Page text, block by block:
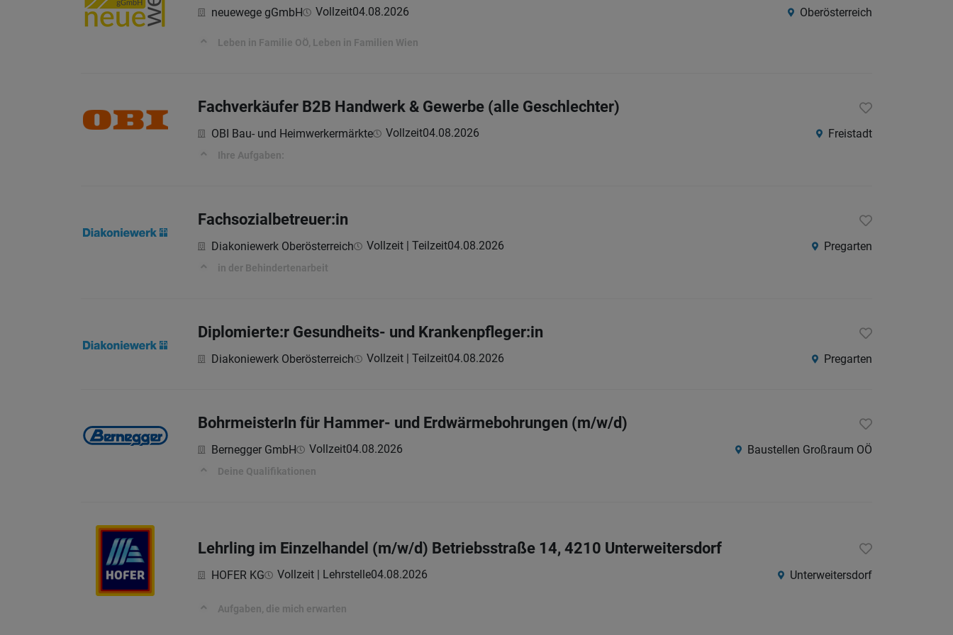
neuewege gGmbH Vollzeit04.08.2026 Oberösterreich
Leben in Familie OÖ, Leben in Familien Wien
Fachverkäufer B2B Handwerk & Gewerbe (alle Geschlechter)
OBI Bau- und Heimwerkermärkte Vollzeit04.08.2026 Freistadt
Ihre Aufgaben:
Fachsozialbetreuer:in
Diakoniewerk Oberösterreich Vollzeit | Teilzeit04.08.2026 Pregarten
in der Behindertenarbeit
Diplomierte:r Gesundheits- und Krankenpfleger:in
Diakoniewerk Oberösterreich Vollzeit | Teilzeit04.08.2026 Pregarten
BohrmeisterIn für Hammer- und Erdwärmebohrungen (m/w/d)
Bernegger GmbH Vollzeit04.08.2026 Baustellen Großraum OÖ
Deine Qualifikationen
Lehrling im Einzelhandel (m/w/d) Betriebsstraße 14, 4210 Unterweitersdorf
HOFER KG Vollzeit | Lehrstelle04.08.2026 Unterweitersdorf
Aufgaben, die mich erwarten